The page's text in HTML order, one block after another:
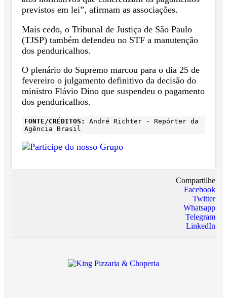
previstos em lei”, afirmam as associações.
Mais cedo, o Tribunal de Justiça de São Paulo
(TJSP) também defendeu no STF a manutenção
dos penduricalhos.
O plenário do Supremo marcou para o dia 25 de
fevereiro o julgamento definitivo da decisão do
ministro Flávio Dino que suspendeu o pagamento
dos penduricalhos.
FONTE/CRÉDITOS:
André Richter - Repórter da
Agência Brasil
Compartilhe
Facebook
Twitter
Whatsapp
Telegram
LinkedIn